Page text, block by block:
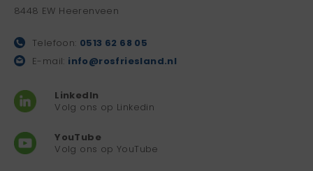
8448 EW Heerenveen
Telefoon: 0513 62 68 05
E-mail: info@rosfriesland.nl
LinkedIn
Volg ons op Linkedin
YouTube
Volg ons op YouTube